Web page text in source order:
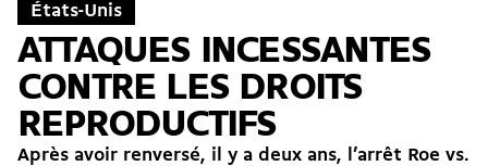
États-Unis
ATTAQUES INCESSANTES
CONTRE LES DROITS
REPRODUCTIFS
Après avoir renversé, il y a deux ans, l’arrêt Roe vs.